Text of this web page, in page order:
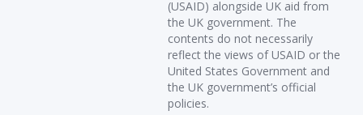
(USAID) alongside UK aid from
the UK government. The
contents do not necessarily
reflect the views of USAID or the
United States Government and
the UK government’s official
policies.